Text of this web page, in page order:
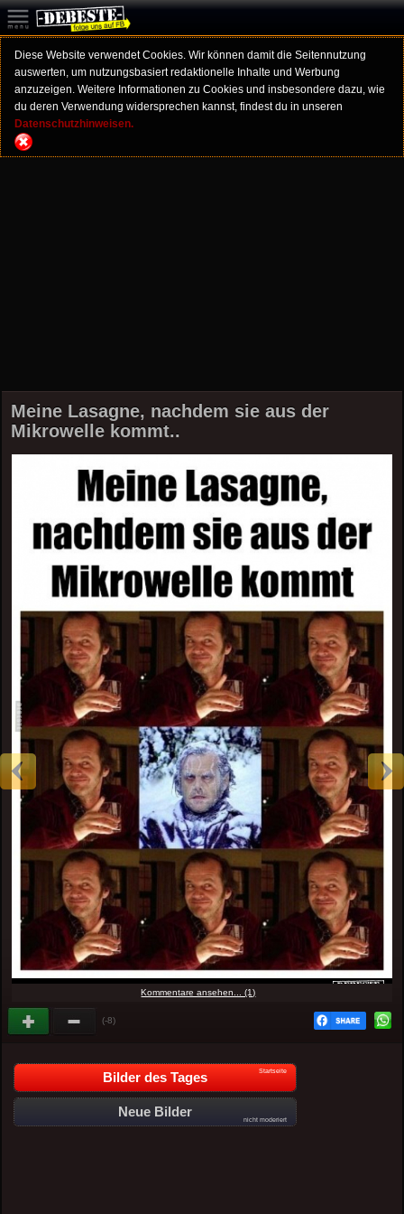
Diese Website verwendet Cookies. Wir können damit die Seitennutzung
auswerten, um nutzungsbasiert redaktionelle Inhalte und Werbung
anzuzeigen. Weitere Informationen zu Cookies und insbesondere dazu, wie
du deren Verwendung widersprechen kannst, findest du in unseren
Datenschutzhinweisen.
Meine Lasagne, nachdem sie aus der
Mikrowelle kommt..
Kommentare ansehen... (1)
(-8)
Bilder des Tages Startseite
Neue Bilder
nicht moderiert